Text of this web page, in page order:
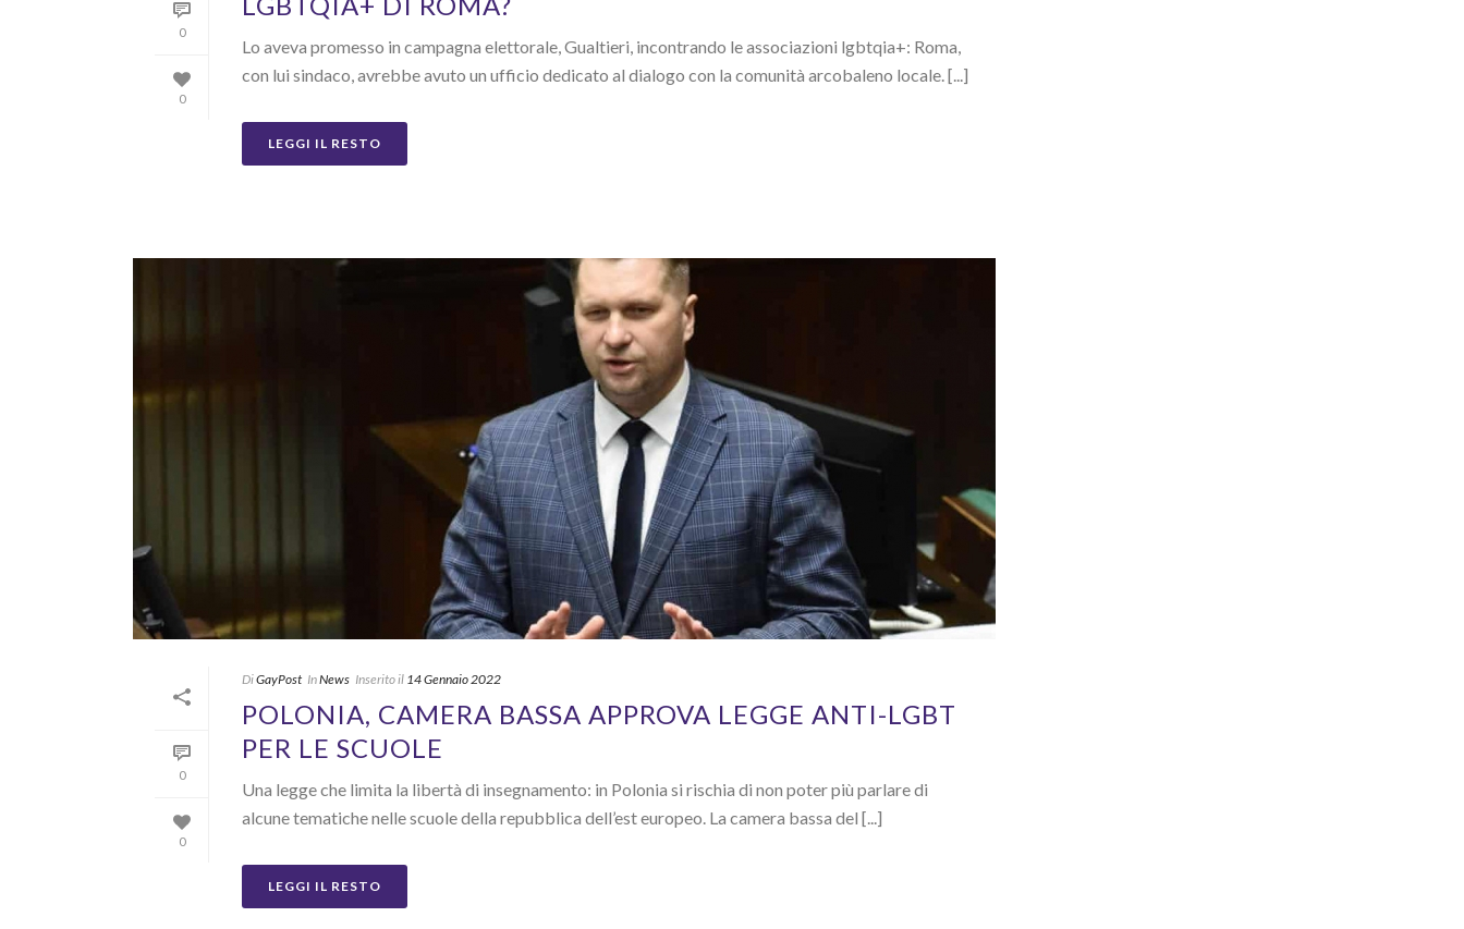
0
0
Lo aveva promesso in campagna elettorale, Gualtieri, incontrando le associazioni lgbtqia+: Roma,
con lui sindaco, avrebbe avuto un ufficio dedicato al dialogo con la comunità arcobaleno locale. [...]
LEGGI IL RESTO
0
0
DiGayPost InNews Inserito il 14 Gennaio 2022
POLONIA, CAMERA BASSA APPROVA LEGGE ANTI-LGBT
PER LE SCUOLE
Una legge che limita la libertà di insegnamento: in Polonia si rischia di non poter più parlare di
alcune tematiche nelle scuole della repubblica dell’est europeo. La camera bassa del [...]
LEGGI IL RESTO